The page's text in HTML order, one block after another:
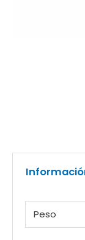
Peso